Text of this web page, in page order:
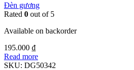
Đèn gương
Rated 0 out of 5
Available on backorder
195.000 ₫
Read more
SKU: DG50342